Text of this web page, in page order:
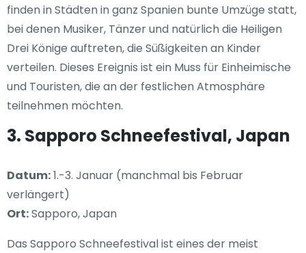
finden in Städten in ganz Spanien bunte Umzüge statt,
bei denen Musiker, Tänzer und natürlich die Heiligen
Drei Könige auftreten, die Süßigkeiten an Kinder
verteilen. Dieses Ereignis ist ein Muss für Einheimische
und Touristen, die an der festlichen Atmosphäre
teilnehmen möchten.
3. Sapporo Schneefestival, Japan
Datum:1.-3. Januar (manchmal bis Februar
verlängert)
Ort:Sapporo, Japan
Das Sapporo Schneefestival ist eines der meist